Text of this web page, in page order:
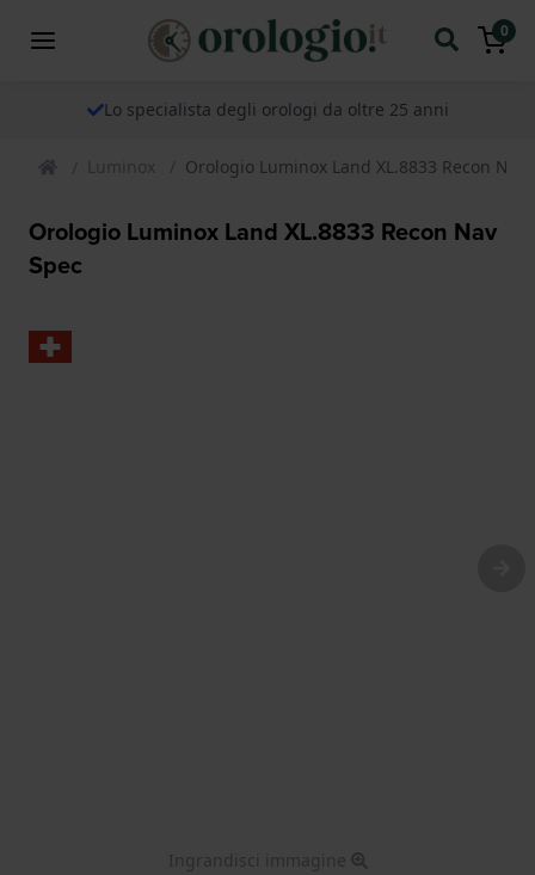
0
Lo specialista degli orologi da oltre 25 anni
Luminox Orologio Luminox Land XL.8833 Recon Nav
Orologio Luminox Land XL.8833 Recon Nav
Spec
Ingrandisci immagine